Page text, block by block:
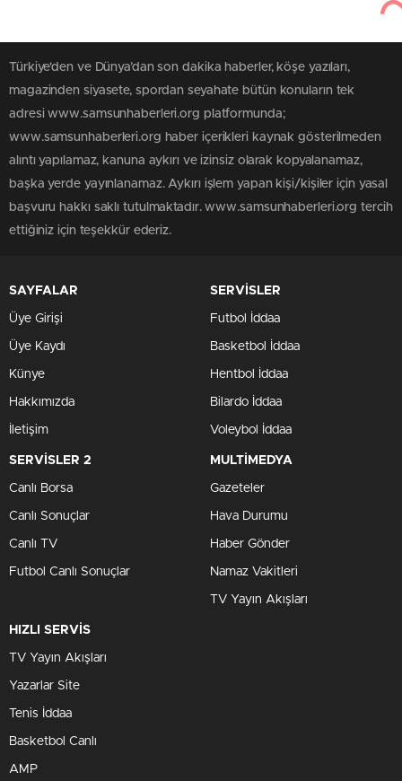
Türkiye'den ve Dünya’dan son dakika haberler, köşe yazıları,
magazinden siyasete, spordan seyahate bütün konuların tek
adresi www.samsunhaberleri.org platformunda;
www.samsunhaberleri.org haber içerikleri kaynak gösterilmeden
alıntı yapılamaz, kanuna aykırı ve izinsiz olarak kopyalanamaz,
başka yerde yayınlanamaz. Aykırı işlem yapan kişi/kişiler için yasal
başvuru hakkı saklı tutulmaktadır. www.samsunhaberleri.org tercih
ettiğiniz için teşekkür ederiz.
SAYFALAR
Üye Girişi
Üye Kaydı
Künye
Hakkımızda
İletişim
SERVİSLER
Futbol İddaa
Basketbol İddaa
Hentbol İddaa
Bilardo İddaa
Voleybol İddaa
SERVİSLER 2
Canlı Borsa
Canlı Sonuçlar
Canlı TV
Futbol Canlı Sonuçlar
MULTİMEDYA
Gazeteler
Hava Durumu
Haber Gönder
Namaz Vakitleri
TV Yayın Akışları
HIZLI SERVİS
TV Yayın Akışları
Yazarlar Site
Tenis İddaa
Basketbol Canlı
AMP